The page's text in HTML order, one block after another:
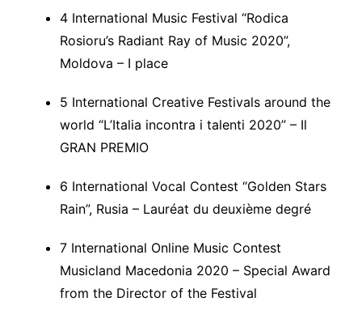
4 International Music Festival “Rodica
Rosioru’s Radiant Ray of Music 2020”,
Moldova – I place
5 International Creative Festivals around the
world “L’Italia incontra i talenti 2020” – Il
GRAN PREMIO
6 International Vocal Contest “Golden Stars
Rain”, Rusia – Lauréat du deuxième degré
7 International Online Music Contest
Musicland Macedonia 2020 – Special Award
from the Director of the Festival